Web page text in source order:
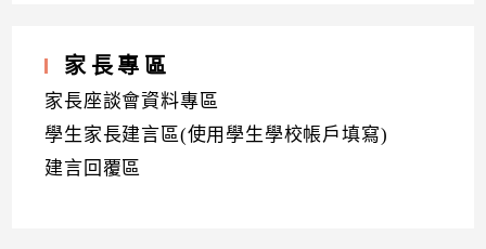
家長專區
家長座談會資料專區
學生家長建言區(使用學生學校帳戶填寫)
建言回覆區